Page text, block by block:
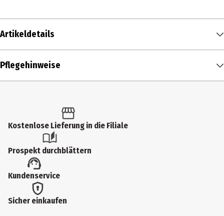
Artikeldetails
Inhalt
Größenspanne
Black
Materialdetails
Pflegehinweise
Kostenlose Lieferung in die Filiale
Prospekt durchblättern
Kundenservice
Sicher einkaufen